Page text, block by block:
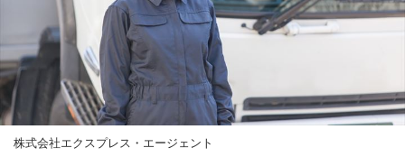
株式会社エクスプレス・エージェント